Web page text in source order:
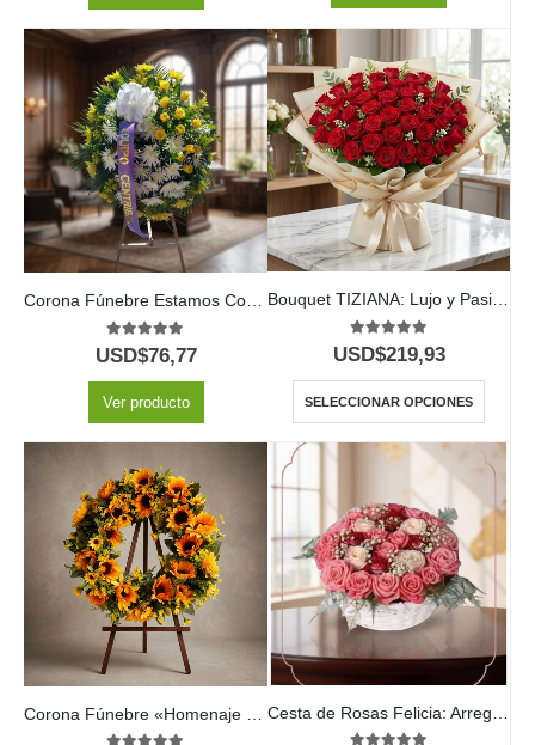
Corona Fúnebre Estamos Contigo
5.00 out of 5
USD$76,77
Ver producto
Bouquet TIZIANA: Lujo y Pasión en 80 Rosas Premium 🌹
5.00out of 5
USD$219,93
SELECCIONAR OPCIONES